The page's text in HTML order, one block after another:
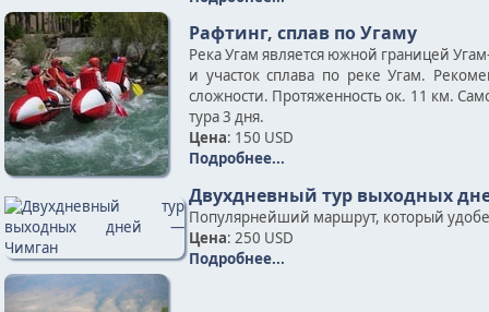
Рафтинг, сплав по Угаму
Река Угам является южной границей
и участок сплава по реке Угам.
сложности. Протяженность ок. 11 км.
тура 3 дня.
Цена: 150 USD
Подробнее...
Двухдневный тур выходных
Популярнейший маршрут, который
Цена: 250 USD
Подробнее...